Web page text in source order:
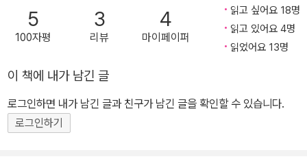
에 올렸고, 그의 단편소설과 삽화, 동화, 에세이 등을 모은 선집 『서버
카니발』은 오늘날 미국의 현대 고전으로 꼽힌다. 서버는 스스로를 ‘단
편 작가’라 지칭하였는데 그가 쓴 대다수의 작품은 영어로 10페이지
짤막한 편이었다. 그는 어떠한 경우에도 작품은 간결해야 한다고 믿
었기에 한 번도 장편을 쓴 적이 없었으며, 많은 작가가 긴 글을 쓰다가
좌절에 빠진다고 하면서 자신은 장편 쓰기를 시도하고 싶지도 않다고
5
100자평
3
리뷰
4
마이페이퍼
읽고 싶어요 18명
읽고 있어요 4명
읽었어요 13명
이 책에 내가 남긴 글
로그인하면 내가 남긴 글과 친구가 남긴 글을 확인할 수 있습니다.
로그인하기